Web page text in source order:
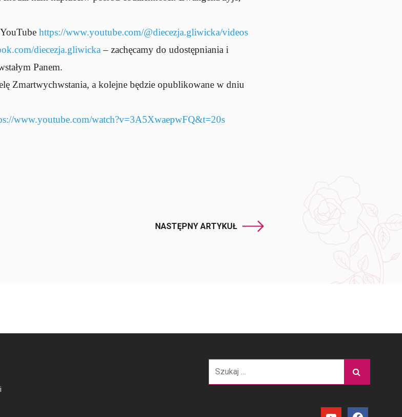
YouTubehttps://www.youtube.com/@diecezja.gliwicka/videos
diecezja.gliwicka– zachęcamy do udostępniania i
Panem.
Zmartwychwstania, a kolejne będzie opublikowane w dniu
www.youtube.com/watch?v=3A5XwaepwFQ&t=20s
NASTĘPNY ARTYKUŁ
youtube facebook